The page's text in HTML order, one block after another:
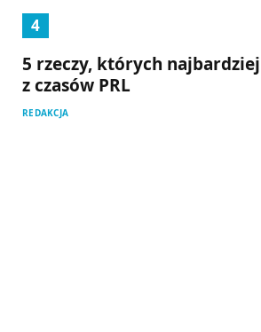
5 rzeczy, których
z czasów PRL
REDAKCJA